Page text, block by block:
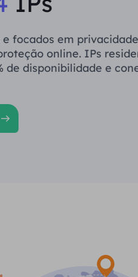
e focados em
online. IPs
de disponibilidade e